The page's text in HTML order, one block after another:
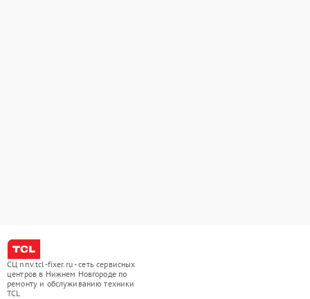
СЦ nnv.tcl-fixer.ru - сеть сервисных
центров в Нижнем Новгороде по
ремонту и обслуживанию техники
TCL